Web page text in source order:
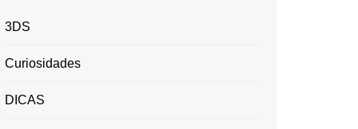
3DS
Curiosidades
DICAS